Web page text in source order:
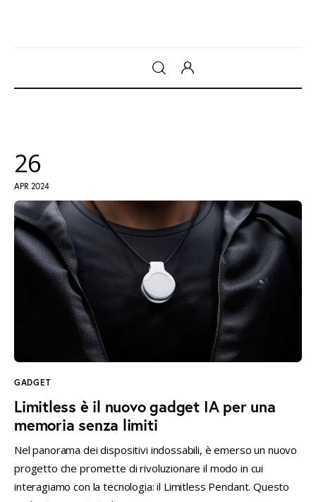
Intrattenimento
Web Log
instagramm
x
rss
26
APR 2024
GADGET
Limitless è il nuovo gadget IA per una
memoria senza limiti
Nel panorama dei dispositivi indossabili, è emerso un nuovo
progetto che promette di rivoluzionare il modo in cui
interagiamo con la tecnologia: il Limitless Pendant. Questo